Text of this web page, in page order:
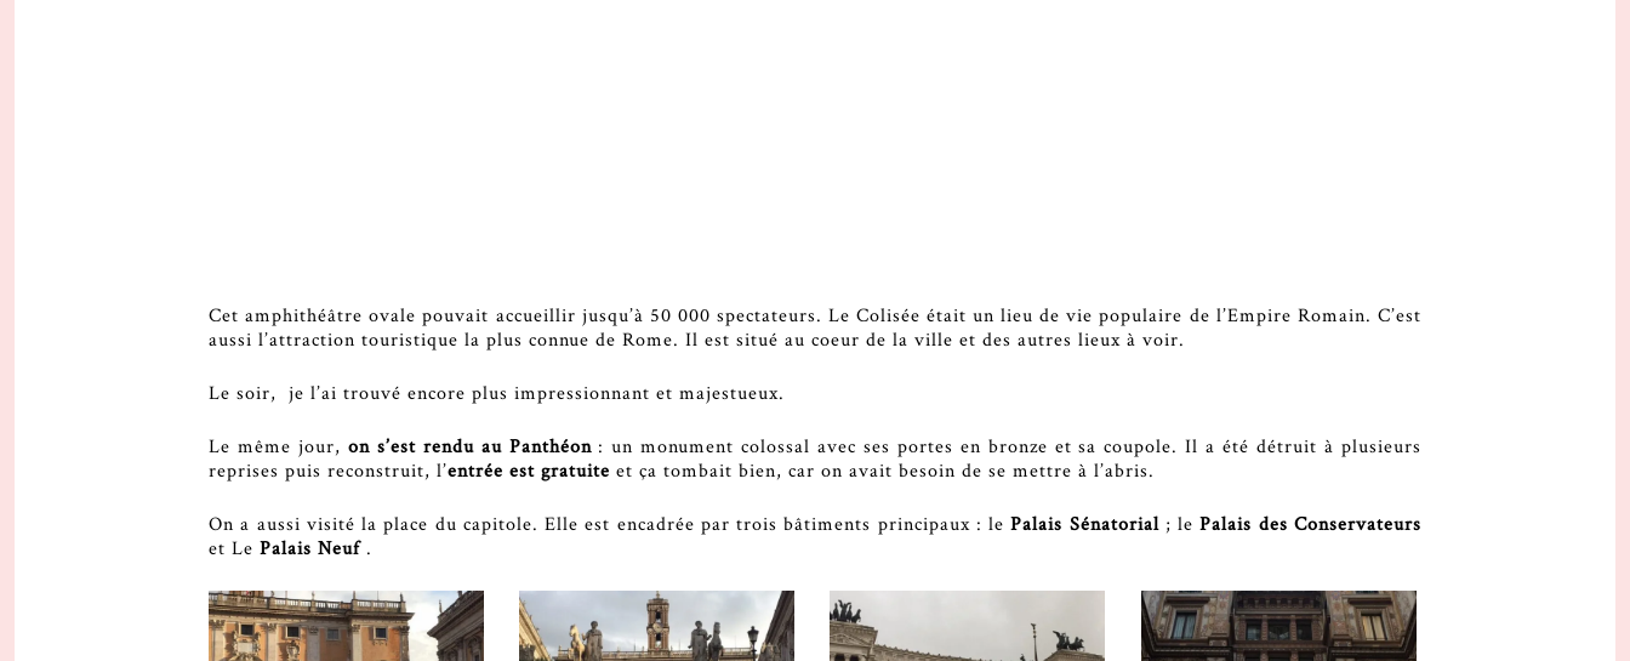
Cet amphithéâtre ovale pouvait accueillir jusqu’à 50 000 spectateurs. Le Colisée était un lieu de vie populaire de l’Empire Romain. C’est
aussi l’attraction touristique la plus connue de Rome. Il est situé au coeur de la ville et des autres lieux à voir.
Le soir, je l’ai trouvé encore plus impressionnant et majestueux.
Le même jour, on s’est rendu au Panthéon: un monument colossal avec ses portes en bronze et sa coupole. Il a été détruit à plusieurs
reprises puis reconstruit, l’entrée est gratuiteet ça tombait bien, car on avait besoin de se mettre à l’abris.
On a aussi visité la place du capitole. Elle est encadrée par trois bâtiments principaux : lePalais Sénatorial; lePalais des Conservateurs
et LePalais Neuf.